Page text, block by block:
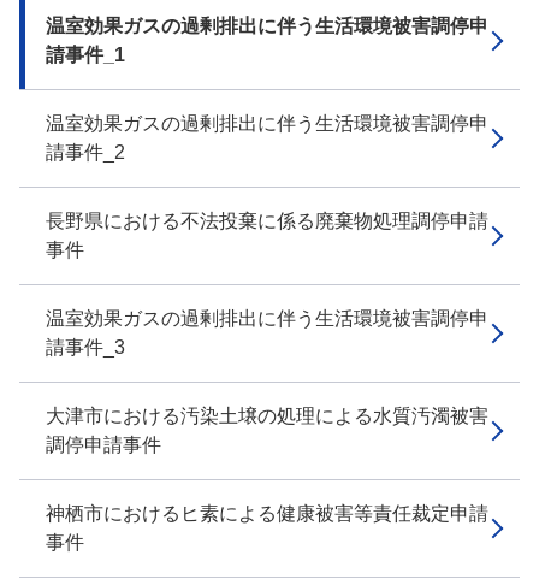
温室効果ガスの過剰排出に伴う生活環境被害調停申
請事件_1
温室効果ガスの過剰排出に伴う生活環境被害調停申
請事件_2
長野県における不法投棄に係る廃棄物処理調停申請
事件
温室効果ガスの過剰排出に伴う生活環境被害調停申
請事件_3
大津市における汚染土壌の処理による水質汚濁被害
調停申請事件
神栖市におけるヒ素による健康被害等責任裁定申請
事件